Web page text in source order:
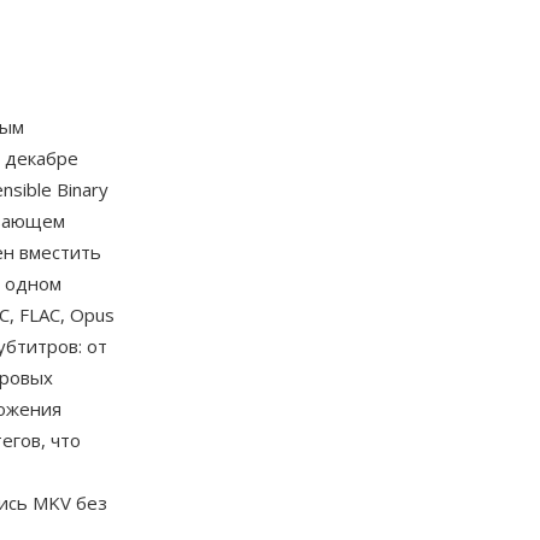
Binary
вместить
одном
FLAC, Opus
от
что
MKV без